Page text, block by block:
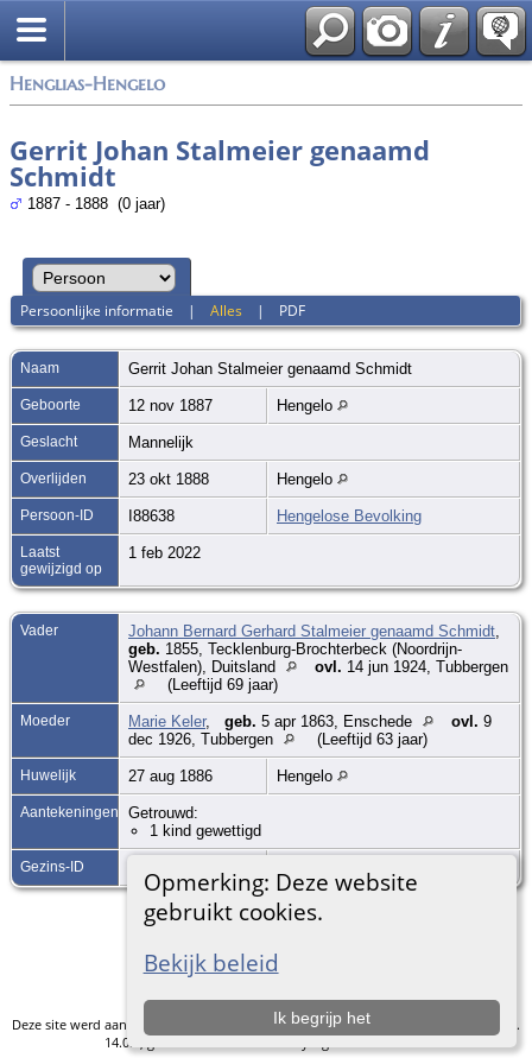
Henglias-Hengelo
Opmerking: Deze website
gebruikt cookies.
Bekijk beleid
Ik begrijp het
Gerrit Johan Stalmeier genaamd
Schmidt
1887 - 1888 (0 jaar)
Persoonlijke informatie |Alles | PDF
Naam Gerrit Johan Stalmeier genaamd Schmidt
Geboorte 12 nov 1887 Hengelo
Geslacht Mannelijk
Overlijden 23 okt 1888 Hengelo
Persoon-ID I88638 Hengelose Bevolking
Laatst
gewijzigd op
1 feb 2022
Vader Johann Bernard Gerhard Stalmeier genaamd Schmidt
geb. 1855, Tecklenburg-Brochterbeck (Noordrijn-
Westfalen), Duitsland
ovl. 14 jun 1924, Tubbergen
(Leeftijd 69 jaar)
Moeder Marie Keler, geb. 5 apr 1863, Enschede ovl. 9
dec 1926, Tubbergen
(Leeftijd 63 jaar)
Huwelijk 27 aug 1886 Hengelo
Aantekeningen
Getrouwd:
1 kind gewettigd
Gezins-ID
Ga naar standaard site
Deze site werd aangemaakt door The Next Generation of Genealogy Sitebuilding
v.
14.0.5, geschreven door Darrin Lythgoe © 2001-2026.